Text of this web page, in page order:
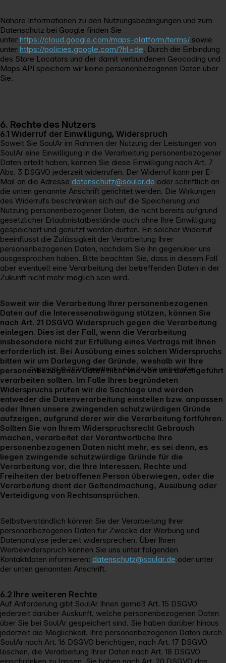
Nähere Informationen zu den Nutzungsbedingungen und zum
Datenschutz bei Google finden Sie
unter https://cloud.google.com/maps-platform/terms/ sowie
unter https://policies.google.com/?hl=de. Durch die Einbindung
des Store Locators und der damit verbundenen Geocoding und
Maps API speichern wir keine personenbezogenen Daten über
Sie.
6. Rechte des Nutzers
6.1 Widerruf der Einwilligung, Widerspruch
Soweit Sie SoulAr im Rahmen der Nutzung der Leistungen von
SoulAr eine Einwilligung in die Verarbeitung personenbezogener
Daten erteilt haben, können Sie diese Einwilligung nach Art. 7
Abs. 3 DSGVO jederzeit widerrufen. Der Widerruf kann per E-
Mail an die Adresse datenschutz@soular.de oder schriftlich an
die unten genannte Anschrift gerichtet werden. Die Wirkungen
des Widerrufs beschränken sich auf die Speicherung und
Nutzung personenbezogener Daten, die nicht bereits aufgrund
gesetzlicher Erlaubnistatbestände auch ohne Ihre Einwilligung
gespeichert und genutzt werden dürfen. Ein solcher Widerruf
beeinflusst die Zulässigkeit der Verarbeitung Ihrer
personenbezogenen Daten, nachdem Sie ihn gegenüber uns
ausgesprochen haben. Bitte beachten Sie, dass in diesem Fall
aber eventuell eine Verarbeitung der betreffenden Daten in der
Zukunft nicht mehr möglich sein wird.
Soweit wir die Verarbeitung Ihrer personenbezogenen
Daten auf die Interessenabwägung stützen, können Sie
nach Art. 21 DSGVO Widerspruch gegen die Verarbeitung
einlegen. Dies ist der Fall, wenn die Verarbeitung
insbesondere nicht zur Erfüllung eines Vertrags mit Ihnen
erforderlich ist. Bei Ausübung eines solchen Widerspruchs
bitten wir um Darlegung der Gründe, weshalb wir Ihre
personenbezogenen Daten nicht wie von uns durchgeführt
verarbeiten sollten. Im Falle Ihres begründeten
Widerspruchs prüfen wir die Sachlage und werden
entweder die Datenverarbeitung einstellen bzw. anpassen
oder Ihnen unsere zwingenden schutzwürdigen Gründe
aufzeigen, aufgrund derer wir die Verarbeitung fortführen.
Sollten Sie von Ihrem Widerspruchsrecht Gebrauch
machen, verarbeitet der Verantwortliche Ihre
personenbezogenen Daten nicht mehr, es sei denn, es
liegen zwingende schutzwürdige Gründe für die
Verarbeitung vor, die Ihre Interessen, Rechte und
Freiheiten der betroffenen Person überwiegen, oder die
Verarbeitung dient der Geltendmachung, Ausübung oder
Verteidigung von Rechtsansprüchen.
Selbstverständlich können Sie der Verarbeitung Ihrer
personenbezogenen Daten für Zwecke der Werbung und
Datenanalyse jederzeit widersprechen. Über Ihren
Werbewiderspruch können Sie uns unter folgenden
Kontaktdaten informieren: datenschutz@soular.de oder unter
der unten genannten Anschrift.
6.2 Ihre weiteren Rechte
Auf Anforderung gibt SoulAr Ihnen gemäß Art. 15 DSGVO
jederzeit darüber Auskunft, welche personenbezogenen Daten
über Sie bei SoulAr gespeichert sind. Sie haben darüber hinaus
jederzeit die Möglichkeit, Ihre personenbezogenen Daten durch
SoulAr nach Art. 16 DSGVO berichtigen, nach Art. 17 DSGVO
löschen, die Verarbeitung Ihrer Daten nach Art. 18 DSGVO
Copyright © 2026Smartlock- Alle Rechte vorbehalten.